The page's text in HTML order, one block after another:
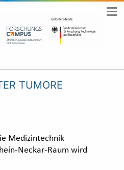
TUMORE
Medizintechnik
Neckar-Raum wird